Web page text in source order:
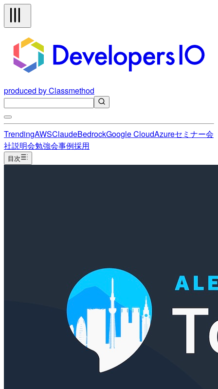
produced by Classmethod
TrendingAWSClaudeBedrockGoogle CloudAzureセミナー会
社説明会勉強会事例採用
目次